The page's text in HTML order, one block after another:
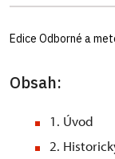
Edice Odborné a
Obsah:
1. Úvod
2.